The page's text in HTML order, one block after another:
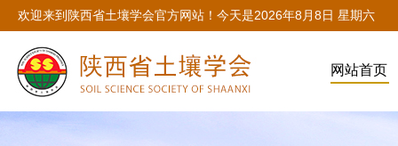
欢迎来到陕西省土壤学会官方网站！今天是2026年8月8日 星期六
网站首页